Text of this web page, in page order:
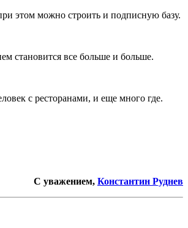
этом можно строить и подписную базу.
становится все больше и больше.
с ресторанами, и еще много где.
С уважением, Константин Руднев